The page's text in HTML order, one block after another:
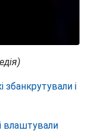
збанкрутували і
влаштували